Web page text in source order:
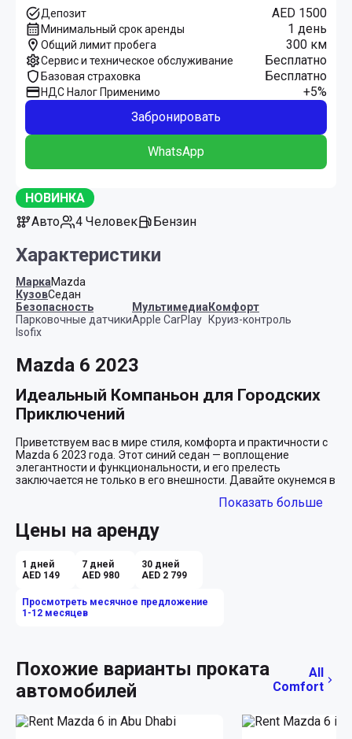
Депозит AED 1500
Минимальный срок аренды 1 день
Общий лимит пробега 300 км
Сервис и техническое обслуживание Бесплатно
Базовая страховка Бесплатно
НДС Налог Применимо
+5%
Забронировать
WhatsApp
НОВИНКА
Авто
4 Человек Бензин
Характеристики
МаркаMazda
КузовСедан
Безопасность
Парковочные датчики
Isofix
Мультимедиа
Apple CarPlay
Комфорт
Круиз-контроль
Mazda 6 2023
Идеальный Компаньон для Городских
Приключений
Приветствуем вас в мире стиля, комфорта и практичности с
Mazda 6 2023 года. Этот синий седан — воплощение
элегантности и функциональности, и его прелесть
заключается не только в его внешности. Давайте окунемся в
Эстетика, Которая Завораживает
Mazda 6 в глубоком синем цвете — это не просто машина, а
утонченный аксессуар, который дополняет ваш стиль и
динамичные формы привлекают внимание и создают
впечатление настоящей роскоши, не переплачивая за нее.
Интерьер, Где Встречаются Комфорт и
Технологии
Салон бежевого цвета создает теплую атмосферу, в которой
Показать больше
Цены на аренду
1 дней
AED 149
7 дней
AED 980
30 дней
AED 2 799
Просмотреть месячное предложение
1-12 месяцев
Похожие варианты проката
автомобилей
All
Comfort